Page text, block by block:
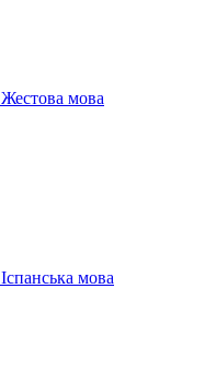
Жестова мова
Іспанська мова